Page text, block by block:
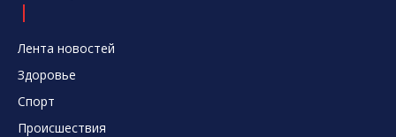
Лента новостей
Здоровье
Спорт
Происшествия